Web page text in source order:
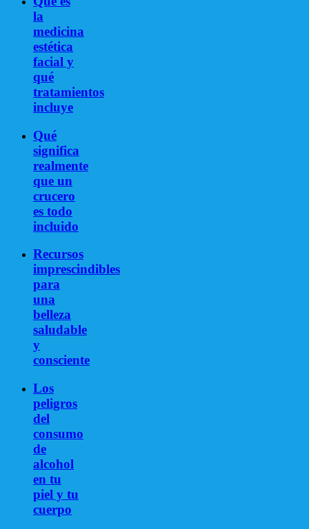
la
medicina
estética
facial y
qué
tratamientos
incluye
Qué
significa
realmente
que un
crucero
es todo
incluido
Recursos
imprescindibles
para
una
belleza
saludable
y
consciente
Los
peligros
del
consumo
de
alcohol
en tu
piel y tu
cuerpo